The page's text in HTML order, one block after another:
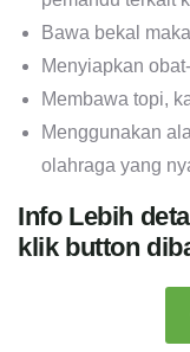
Bawa bekal
Menyiapkan
Membawa topi,
Menggunakan
olahraga yang
Info Lebih
klik button